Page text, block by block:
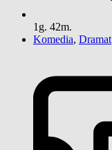
1g. 42m.
Komedia, Dramat